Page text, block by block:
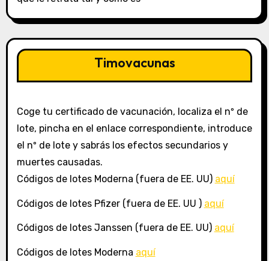
Timovacunas
Coge tu certificado de vacunación, localiza el nº de
lote, pincha en el enlace correspondiente, introduce
el nº de lote y sabrás los efectos secundarios y
muertes causadas.
Códigos de lotes Moderna (fuera de EE. UU) aquí
Códigos de lotes Pfizer (fuera de EE. UU ) aquí
Códigos de lotes Janssen (fuera de EE. UU) aquí
Códigos de lotes Moderna aquí